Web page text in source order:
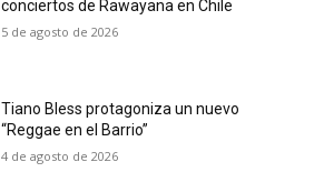
conciertos de Rawayana en Chile
5 de agosto de 2026
Tiano Bless protagoniza un nuevo
“Reggae en el Barrio”
4 de agosto de 2026